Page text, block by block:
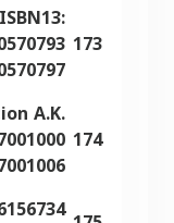
173
174
A.K.